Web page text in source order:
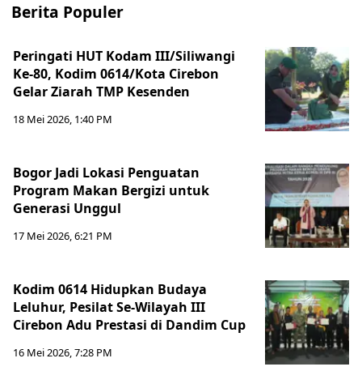
Berita Populer
Peringati HUT Kodam III/Siliwangi
Ke-80, Kodim 0614/Kota Cirebon
Gelar Ziarah TMP Kesenden
18 Mei 2026, 1:40 PM
Bogor Jadi Lokasi Penguatan
Program Makan Bergizi untuk
Generasi Unggul
17 Mei 2026, 6:21 PM
Kodim 0614 Hidupkan Budaya
Leluhur, Pesilat Se-Wilayah III
Cirebon Adu Prestasi di Dandim Cup
16 Mei 2026, 7:28 PM